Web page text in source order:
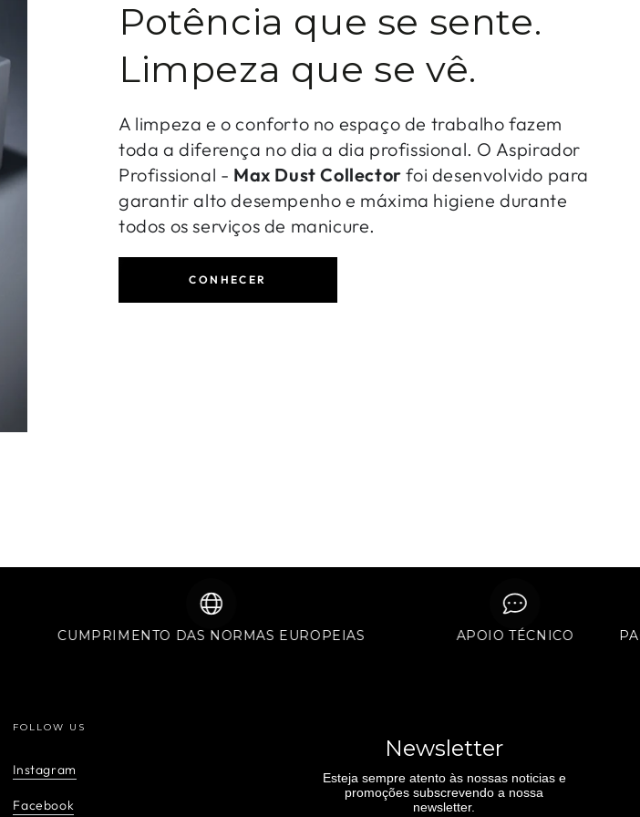
Potência que se sente.
Limpeza que se vê.
A limpeza e o conforto no espaço de trabalho fazem
toda a diferença no dia a dia profissional. O Aspirador
Profissional - Max Dust Collectorfoi desenvolvido para
garantir alto desempenho e máxima higiene durante
todos os serviços de manicure.
CONHECER
CUMPRIMENTO DAS NORMAS EUROPEIAS APOIO TÉCNICO
FOLLOW US
Instagram
Facebook
Newsletter
Esteja sempre atento às nossas noticias e
promoções subscrevendo a nossa
newsletter.